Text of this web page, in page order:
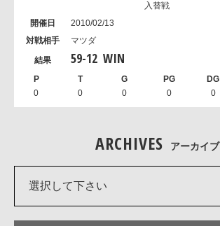
入替戦
2010/02/13
マツダ
59-12 WIN
0 0 0 0 0
ARCHIVES アーカイブ
選択して下さい